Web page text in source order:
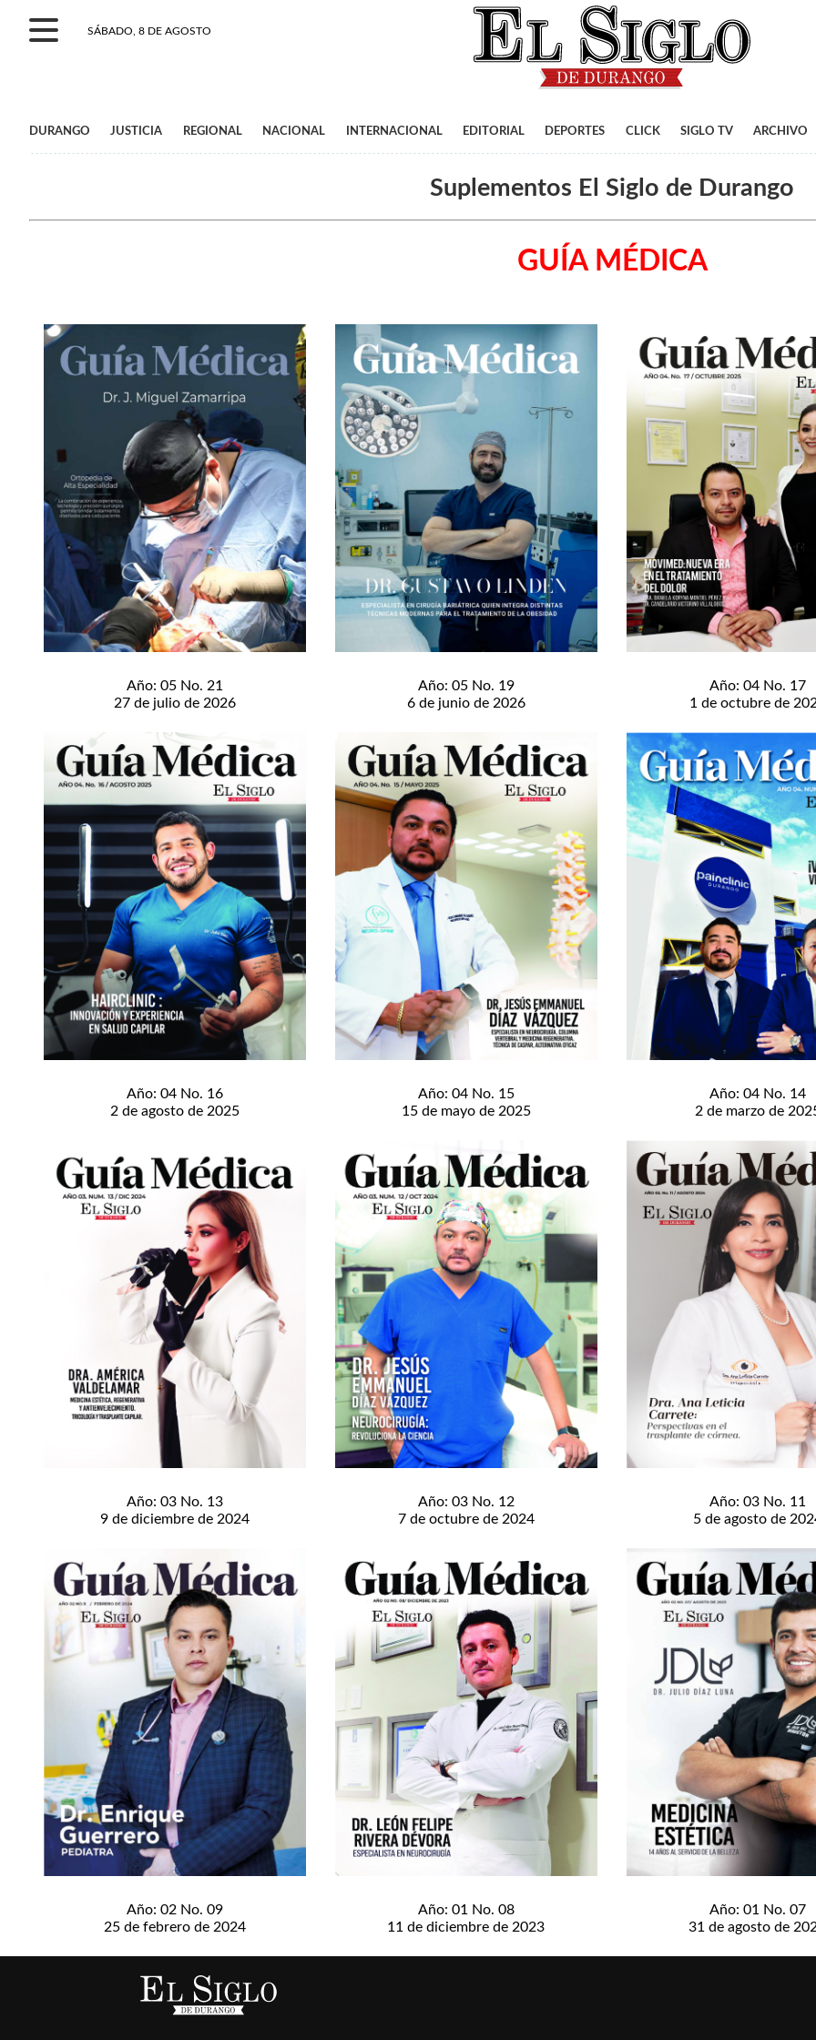
SÁBADO, 8 DE AGOSTO
DURANGO JUSTICIA REGIONAL NACIONAL INTERNACIONAL EDITORIAL DEPORTES CLICK SIGLO TV ARCHIVO
Suplementos El Siglo de Durango
GUÍA MÉDICA
Año: 05 No. 21
27 de julio de 2026
Año: 05 No. 19
6 de junio de 2026
Año: 04 No. 17
1 de octubre de
Año: 04 No. 16
2 de agosto de 2025
Año: 04 No. 15
15 de mayo de 2025
Año: 04 No. 14
2 de marzo de
Año: 03 No. 13
9 de diciembre de 2024
Año: 03 No. 12
7 de octubre de 2024
Año: 03 No. 11
5 de agosto de
Año: 02 No. 09
25 de febrero de 2024
Año: 01 No. 08
11 de diciembre de 2023
Año: 01 No. 07
31 de agosto de